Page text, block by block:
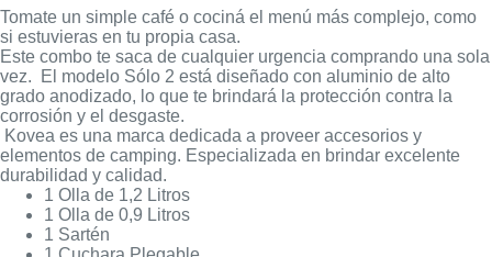
Tomate un simple café o cociná el menú más complejo, como
si estuvieras en tu propia casa.
Este combo te saca de cualquier urgencia comprando una sola
vez. El modelo Sólo 2 está diseñado con aluminio de alto
grado anodizado, lo que te brindará la protección contra la
corrosión y el desgaste.
Kovea es una marca dedicada a proveer accesorios y
elementos de camping. Especializada en brindar excelente
durabilidad y calidad.
1 Olla de 1,2 Litros
1 Olla de 0,9 Litros
1 Sartén